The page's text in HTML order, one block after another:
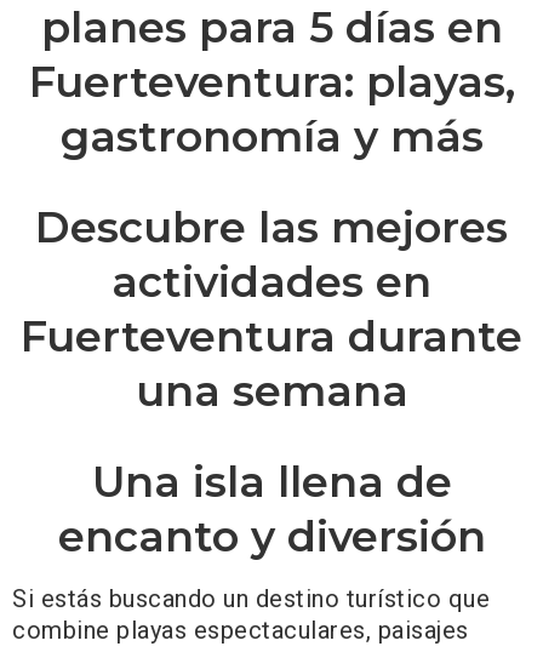
planes para 5 días en
Fuerteventura: playas,
gastronomía y más
Descubre las mejores
actividades en
Fuerteventura durante
una semana
Una isla llena de
encanto y diversión
Si estás buscando un destino turístico que
combine playas espectaculares, paisajes